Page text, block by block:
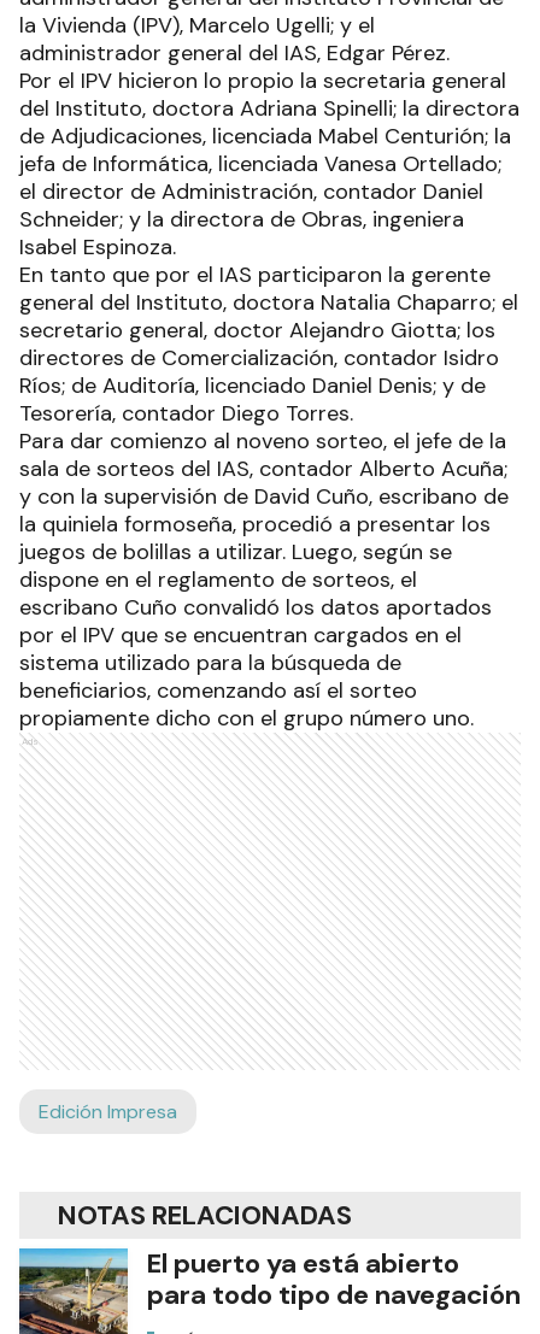
la Vivienda (IPV), Marcelo Ugelli; y el
administrador general del IAS, Edgar Pérez.
Por el IPV hicieron lo propio la secretaria general
del Instituto, doctora Adriana Spinelli; la directora
de Adjudicaciones, licenciada Mabel Centurión; la
jefa de Informática, licenciada Vanesa Ortellado;
el director de Administración, contador Daniel
Schneider; y la directora de Obras, ingeniera
Isabel Espinoza.
En tanto que por el IAS participaron la gerente
general del Instituto, doctora Natalia Chaparro; el
secretario general, doctor Alejandro Giotta; los
directores de Comercialización, contador Isidro
Ríos; de Auditoría, licenciado Daniel Denis; y de
Tesorería, contador Diego Torres.
Para dar comienzo al noveno sorteo, el jefe de la
sala de sorteos del IAS, contador Alberto Acuña;
y con la supervisión de David Cuño, escribano de
la quiniela formoseña, procedió a presentar los
juegos de bolillas a utilizar. Luego, según se
dispone en el reglamento de sorteos, el
escribano Cuño convalidó los datos aportados
por el IPV que se encuentran cargados en el
sistema utilizado para la búsqueda de
beneficiarios, comenzando así el sorteo
propiamente dicho con el grupo número uno.
Ads
Edición Impresa
NOTAS RELACIONADAS
El puerto ya está abierto
para todo tipo de navegación